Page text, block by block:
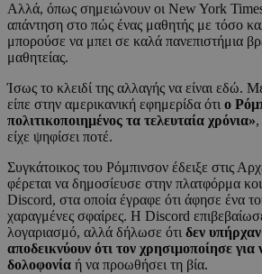
Αλλά, όπως σημειώνουν οι New York
απάντηση στο πώς ένας μαθητής με τόσο
μπορούσε να μπει σε καλά πανεπιστήμια
μαθητείας.
Ίσως το κλειδί της αλλαγής να είναι εδώ.
είπε στην αμερικανική εφημερίδα ότι ο
πολιτικοποιημένος τα τελευταία χρόνια»
είχε ψηφίσει ποτέ.
Συγκάτοικος του Ρόμπινσον έδειξε στις
φέρεται να δημοσίευσε στην πλατφόρμα
Discord, στα οποία έγραφε ότι άφησε ένα
χαραγμένες σφαίρες. Η Discord
λογαριασμό, αλλά δήλωσε ότι δεν
αποδεικνύουν ότι τον χρησιμοποίησε για
δολοφονία ή να προωθήσει τη βία.